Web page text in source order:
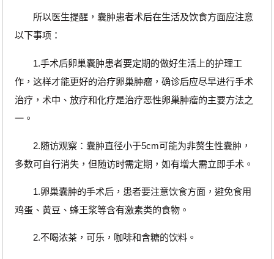
所以医生提醒，囊肿患者术后在生活及饮食方面应注意
以下事项：
1.手术后卵巢囊肿患者要定期的做好生活上的护理工
作，这样才能更好的治疗卵巢肿瘤，确诊后应尽早进行手术
治疗，术中、放疗和化疗是治疗恶性卵巢肿瘤的主要方法之
一。
2.随访观察：囊肿直径小于5cm可能为非赘生性囊肿，
多数可自行消失，但随访时需定期，如有增大需立即手术。
1.卵巢囊肿的手术后，患者要注意饮食方面，避免食用
鸡蛋、黄豆、蜂王浆等含有激素类的食物。
2.不喝浓茶，可乐，咖啡和含糖的饮料。